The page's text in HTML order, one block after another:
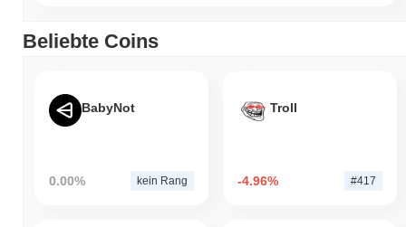
Beliebte Coins
BabyNot
0.00% kein Rang
Troll
-4.96% #417